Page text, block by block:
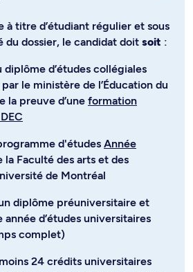
à titre d’étudiant régulier et sous
du dossier, le candidat doit soit :
d’études collégiales
le ministère de l’Éducation du
la preuve d’une formation
d'études Année
la Faculté des arts et des
de Montréal
diplôme préuniversitaire et
année d’études universitaires
complet)
24 crédits universitaires